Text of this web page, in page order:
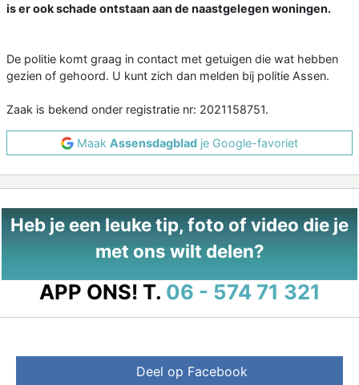
is er ook schade ontstaan aan de naastgelegen woningen.
De politie komt graag in contact met getuigen die wat hebben
gezien of gehoord. U kunt zich dan melden bij politie Assen.
Zaak is bekend onder registratie nr: 2021158751.
Maak Assensdagblad je Google-favoriet
Heb je een leuke tip, foto of video die je
met ons wilt delen?
APP ONS! T. 06 - 574 71 321
Deel op Facebook